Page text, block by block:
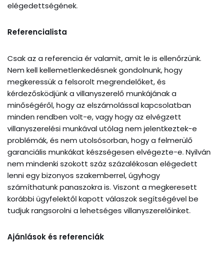
elégedettségének.
Referencialista
Csak az a referencia ér valamit, amit le is ellenőrzünk.
Nem kell kellemetlenkedésnek gondolnunk, hogy
megkeressük a felsorolt megrendelőket, és
kérdezősködjünk a villanyszerelő munkájának a
minőségéről, hogy az elszámolással kapcsolatban
minden rendben volt-e, vagy hogy az elvégzett
villanyszerelési munkával utólag nem jelentkeztek-e
problémák, és nem utolsósorban, hogy a felmerülő
garanciális munkákat készségesen elvégezte-e. Nyilván
nem mindenki szokott száz százalékosan elégedett
lenni egy bizonyos szakemberrel, úgyhogy
számíthatunk panaszokra is. Viszont a megkeresett
korábbi ügyfelektől kapott válaszok segítségével be
tudjuk rangsorolni a lehetséges villanyszerelőinket.
Ajánlások és referenciák